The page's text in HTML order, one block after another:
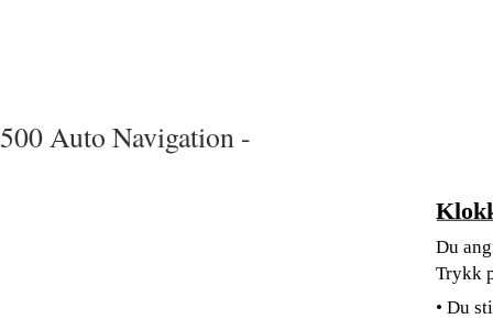
500 Auto Navigation -
Du
Trykk
• Du